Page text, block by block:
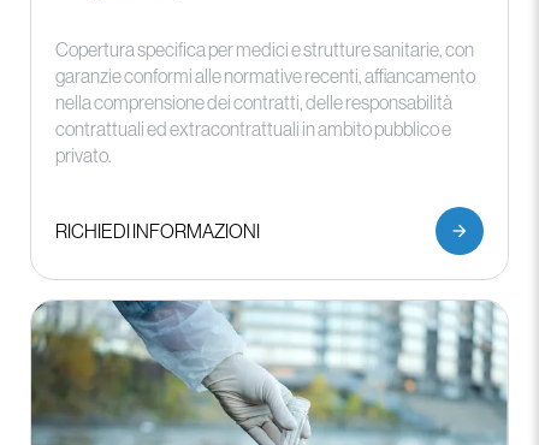
Copertura specifica per medici e strutture sanitarie, con
garanzie conformi alle normative recenti, affiancamento
nella comprensione dei contratti, delle responsabilità
contrattuali ed extracontrattuali in ambito pubblico e
privato.
RICHIEDI INFORMAZIONI